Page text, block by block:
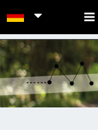
POINTS-NOEUDS